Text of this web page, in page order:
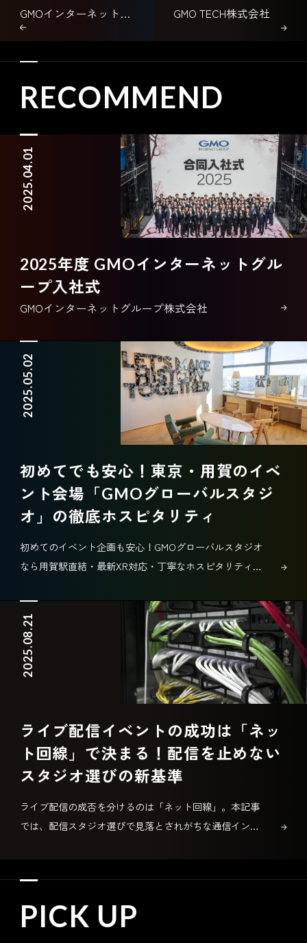
レンス 2025 3Q
GMOインターネットグループ株式会社
による種類株主
GMO TECH株式会社
RECOMMEND
2025.04.01
2025年度 GMOインターネットグル
ープ入社式
GMOインターネットグループ株式会社
2025.05.02
初めてでも安心！東京・用賀のイベ
ント会場「GMOグローバルスタジ
オ」の徹底ホスピタリティ
初めてのイベント企画も安心！GMOグローバルスタジオ
なら用賀駅直結・最新XR対応・丁寧なホスピタリティで
2025.08.21
ライブ配信イベントの成功は「ネッ
ト回線」で決まる！配信を止めない
スタジオ選びの新基準
ライブ配信の成否を分けるのは「ネット回線」。本記事
では、配信スタジオ選びで見落とされがちな通信インフ
境”の真価をご紹介します。
PICK UP